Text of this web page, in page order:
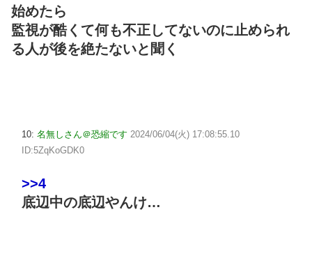
始めたら
監視が酷くて何も不正してないのに止められ
る人が後を絶たないと聞く
10: 名無しさん＠恐縮です 2024/06/04(火) 17:08:55.10
ID:5ZqKoGDK0
>>4
底辺中の底辺やんけ…